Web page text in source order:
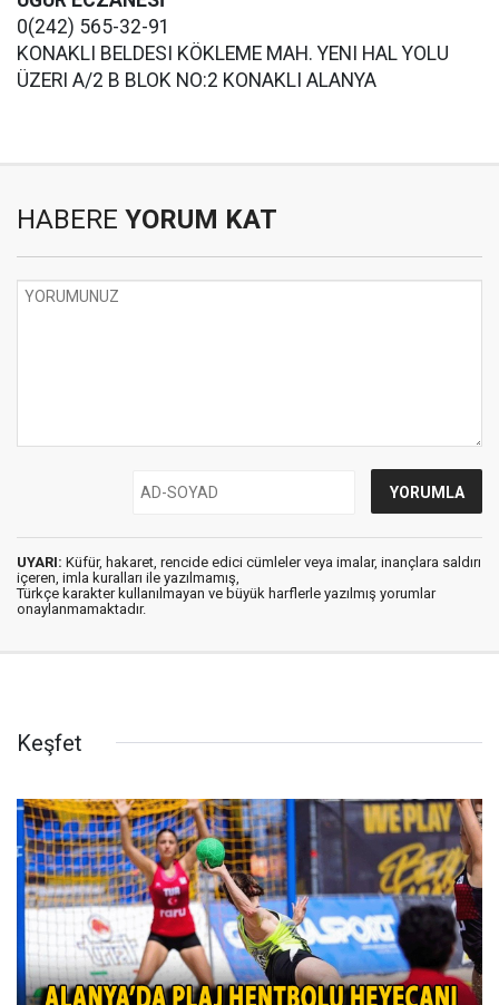
0(242) 565-32-91
KONAKLI BELDESI KÖKLEME MAH. YENI HAL YOLU
ÜZERI A/2 B BLOK NO:2 KONAKLI ALANYA
HABERE YORUM KAT
UYARI: Küfür, hakaret, rencide edici cümleler veya imalar, inançlara saldırı
içeren, imla kuralları ile yazılmamış,
Türkçe karakter kullanılmayan ve büyük harflerle yazılmış yorumlar
onaylanmamaktadır.
Keşfet